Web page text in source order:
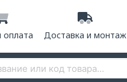
оплата Доставка и монтаж